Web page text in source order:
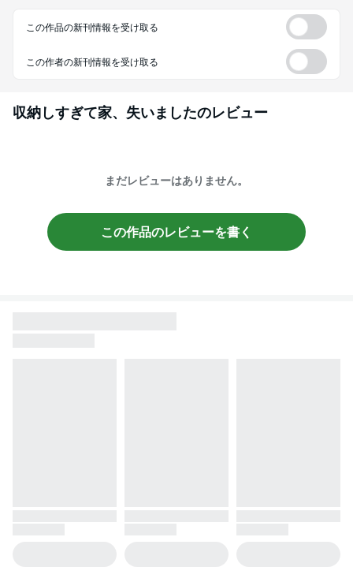
この作品の新刊情報を受け取る
この作者の新刊情報を受け取る
収納しすぎて家、失いましたのレビュー
まだレビューはありません。
この作品のレビューを書く